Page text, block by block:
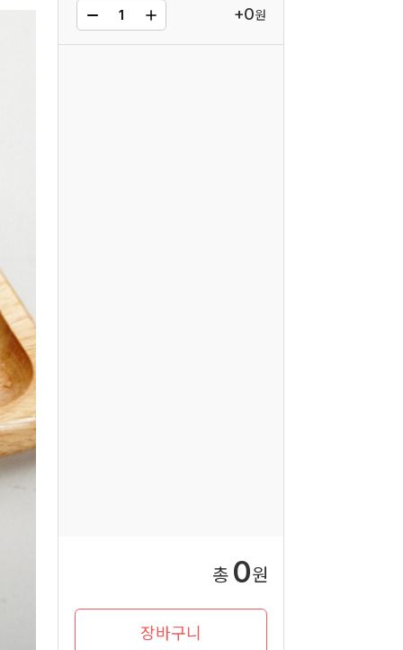
+0원
총 0원
장바구니